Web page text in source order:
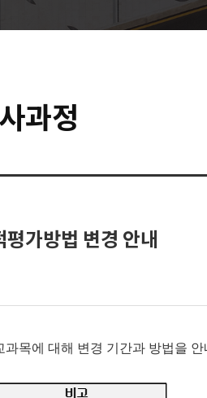
과정
가방법 변경 안내
목에 대해 변경 기간과 방법을